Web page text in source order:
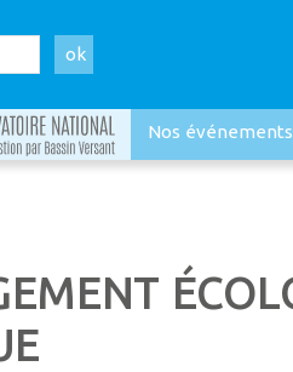
ok
Nos événements